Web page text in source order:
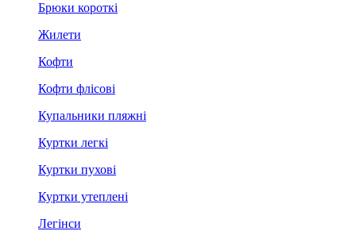
Брюки короткі
Жилети
Кофти
Кофти флісові
Купальники пляжні
Куртки легкі
Куртки пухові
Куртки утеплені
Легінси